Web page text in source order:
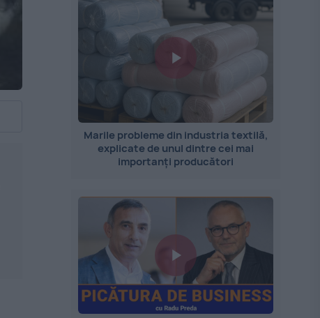
Marile probleme din industria textilă,
explicate de unul dintre cei mai
importanți producători